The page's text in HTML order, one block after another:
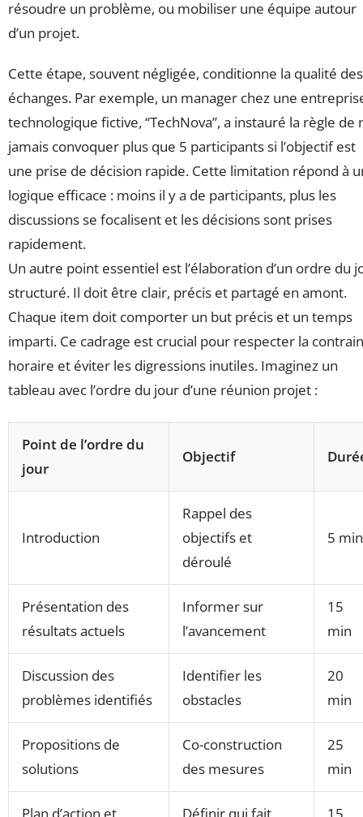
résoudre un problème, ou mobiliser une équipe autour
d’un projet.
Cette étape, souvent négligée, conditionne la qualité des
échanges. Par exemple, un manager chez une
technologique fictive, “TechNova”, a instauré la règle de
jamais convoquer plus que 5 participants si l’objectif est
une prise de décision rapide. Cette limitation répond à
logique efficace : moins il y a de participants, plus les
discussions se focalisent et les décisions sont prises
rapidement.
Un autre point essentiel est l’élaboration d’un ordre du
structuré. Il doit être clair, précis et partagé en amont.
Chaque item doit comporter un but précis et un temps
imparti. Ce cadrage est crucial pour respecter la
horaire et éviter les digressions inutiles. Imaginez un
tableau avec l’ordre du jour d’une réunion projet :
Point de l’ordre du
jour
Objectif
Introduction
Rappel des
objectifs et
déroulé
5 min
Présentation des
résultats actuels
Informer sur
l’avancement
15
min
Discussion des
problèmes identifiés
Identifier les
obstacles
20
min
Propositions de
solutions
Co-construction
des mesures
25
min